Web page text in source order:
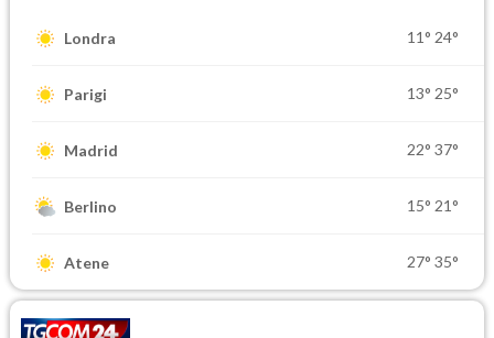
Londra 11° 24°
Parigi 13° 25°
Madrid 22° 37°
Berlino 15° 21°
Atene 27° 35°